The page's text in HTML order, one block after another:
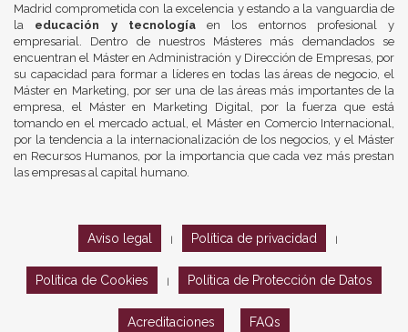
Madrid comprometida con la excelencia y estando a la vanguardia de
la educación y tecnologíaen los entornos profesional y
empresarial. Dentro de nuestros Másteres más demandados se
encuentran el Máster en Administración y Dirección de Empresas, por
su capacidad para formar a líderes en todas las áreas de negocio, el
Máster en Marketing, por ser una de las áreas más importantes de la
empresa, el Máster en Marketing Digital, por la fuerza que está
tomando en el mercado actual, el Máster en Comercio Internacional,
por la tendencia a la internacionalización de los negocios, y el Máster
en Recursos Humanos, por la importancia que cada vez más prestan
las empresas al capital humano.
Aviso legal Política de privacidad
Política de Cookies Política de Protección de Datos
Acreditaciones FAQs